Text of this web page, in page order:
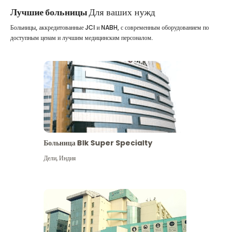
Лучшие больницыДля ваших нужд
Больницы, аккредитованные JCI и NABH, с современным оборудованием по
доступным ценам и лучшим медицинским персоналом.
Больница Blk Super Specialty
Дели,Индия